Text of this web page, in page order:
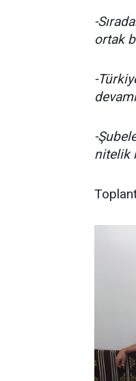
-
ortak
-
-
nitelik